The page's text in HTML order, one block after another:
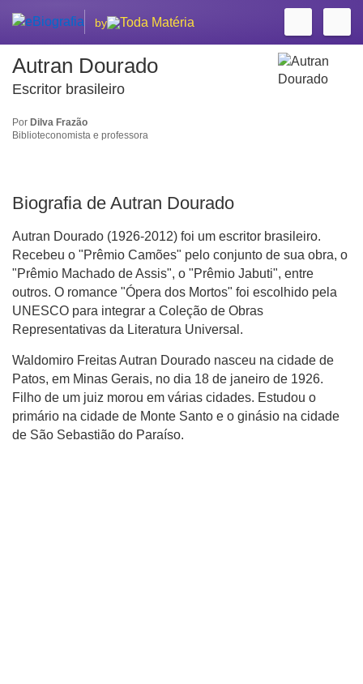
by
Autran Dourado
Escritor brasileiro
Por Dilva Frazão
Biblioteconomista e professora
Biografia de Autran Dourado
Autran Dourado (1926-2012) foi um escritor brasileiro.
Recebeu o "Prêmio Camões" pelo conjunto de sua obra, o
"Prêmio Machado de Assis", o "Prêmio Jabuti", entre
outros. O romance "Ópera dos Mortos" foi escolhido pela
UNESCO para integrar a Coleção de Obras
Representativas da Literatura Universal.
Waldomiro Freitas Autran Dourado nasceu na cidade de
Patos, em Minas Gerais, no dia 18 de janeiro de 1926.
Filho de um juiz morou em várias cidades. Estudou o
primário na cidade de Monte Santo e o ginásio na cidade
de São Sebastião do Paraíso.